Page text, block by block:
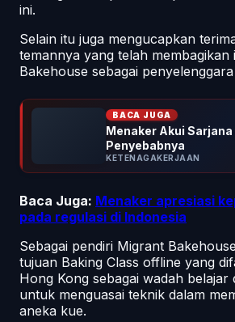
ini.
Selain itu juga mengucapkan
temannya yang telah
Bakehouse sebagai
BACA JUGA
Menaker Akui
Penyebabnya
KETENAGAKERJAAN
Baca Juga: Menaker apresiasi
pada regulasi di Indonesia
Sebagai pendiri Migrant
tujuan Baking Class offline yang
Hong Kong sebagai wadah belajar
untuk menguasai teknik dalam
aneka kue.